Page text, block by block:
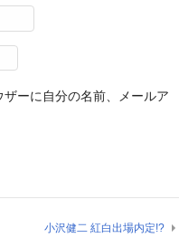
ーに自分の名前、メールア
小沢健二 紅白出場内定!?